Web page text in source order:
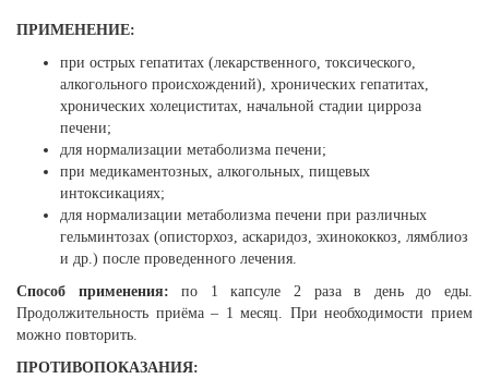
ПРИМЕНЕНИЕ:
при острых гепатитах (лекарственного, токсического,
алкогольного происхождений), хронических гепатитах,
хронических холециститах, начальной стадии цирроза
печени;
для нормализации метаболизма печени;
при медикаментозных, алкогольных, пищевых
интоксикациях;
для нормализации метаболизма печени при различных
гельминтозах (описторхоз, аскаридоз, эхинококкоз, лямблиоз
и др.) после проведенного лечения.
Способ применения: по 1 капсуле 2 раза в день до еды.
Продолжительность приёма – 1 месяц. При необходимости прием
можно повторить.
ПРОТИВОПОКАЗАНИЯ: